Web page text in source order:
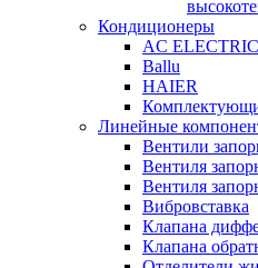
Кондиционеры
AC ELECTRIC
Ballu
HAIER
Линейные
Вентили
Вентиля
Вентиля
Вибровставка
Клапана
Клапана